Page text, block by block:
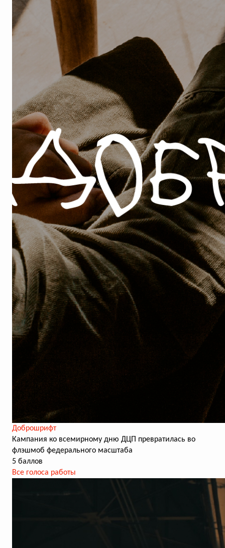
Доброшрифт
Кампания ко всемирному дню ДЦП превратилась во
флэшмоб федерального масштаба
5 баллов
Все голоса работы